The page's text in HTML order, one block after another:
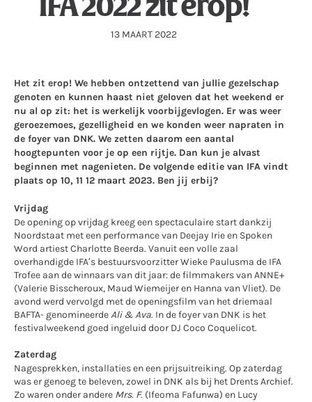
IFA 2022 zit erop!
13 MAART 2022
Het zit erop! We hebben ontzettend van jullie gezelschap
genoten en kunnen haast niet geloven dat het weekend er
nu al op zit: het is werkelijk voorbijgevlogen. Er was weer
geroezemoes, gezelligheid en we konden weer napraten in
de foyer van DNK. We zetten daarom een aantal
hoogtepunten voor je op een rijtje. Dan kun je alvast
beginnen met nagenieten. De volgende editie van IFA vindt
plaats op 10, 11 12 maart 2023. Ben jij erbij?
Vrijdag
De opening op vrijdag kreeg een spectaculaire start dankzij
Noordstaat met een performance van Deejay Irie en Spoken
Word artiest Charlotte Beerda. Vanuit een volle zaal
overhandigde IFA’s bestuursvoorzitter Wieke Paulusma de IFA
Trofee aan de winnaars van dit jaar: de filmmakers van ANNE+
(Valerie Bisscheroux, Maud Wiemeijer en Hanna van Vliet). De
avond werd vervolgd met de openingsfilm van het driemaal
BAFTA- genomineerde Ali & Ava. In de foyer van DNK is het
festivalweekend goed ingeluid door DJ Coco Coquelicot.
Zaterdag
Nagesprekken, installaties en een prijsuitreiking. Op zaterdag
was er genoeg te beleven, zowel in DNK als bij het Drents Archief.
Zo waren onder andere Mrs. F. (Ifeoma Fafunwa) en Lucy